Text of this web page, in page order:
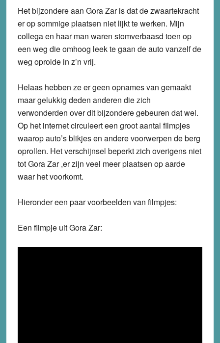
Het bijzondere aan Gora Zar is dat de zwaartekracht
er op sommige plaatsen niet lijkt te werken. Mijn
collega en haar man waren stomverbaasd toen op
een weg die omhoog leek te gaan de auto vanzelf de
weg oprolde in z’n vrij.
Helaas hebben ze er geen opnames van gemaakt
maar gelukkig deden anderen die zich
verwonderden over dit bijzondere gebeuren dat wel.
Op het internet circuleert een groot aantal filmpjes
waarop auto’s blikjes en andere voorwerpen de berg
oprollen. Het verschijnsel beperkt zich overigens niet
tot Gora Zar ,er zijn veel meer plaatsen op aarde
waar het voorkomt.
Hieronder een paar voorbeelden van filmpjes:
Een filmpje uit Gora Zar: